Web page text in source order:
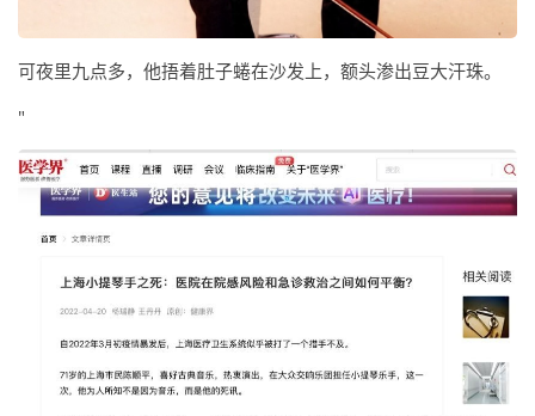
可夜里九点多，他捂着肚子蜷在沙发上，额头渗出豆大汗珠。
"